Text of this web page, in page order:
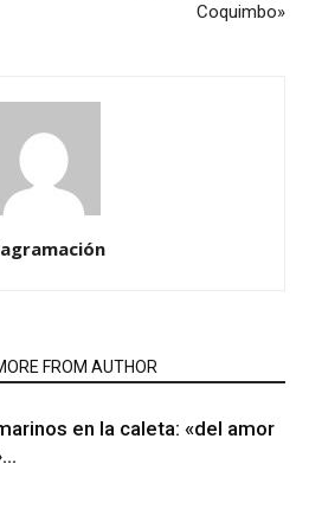
Coquimbo»
FROM AUTHOR
en la caleta: «del amor